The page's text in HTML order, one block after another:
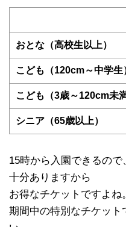
おとな（高校生以上）
こども（120cm～中学生
こども（3歳～120cm未満
シニア（65歳以上）
15時から入園できるの
十分ありますから
お得なチケットですよね。
期間中の特別なチケット